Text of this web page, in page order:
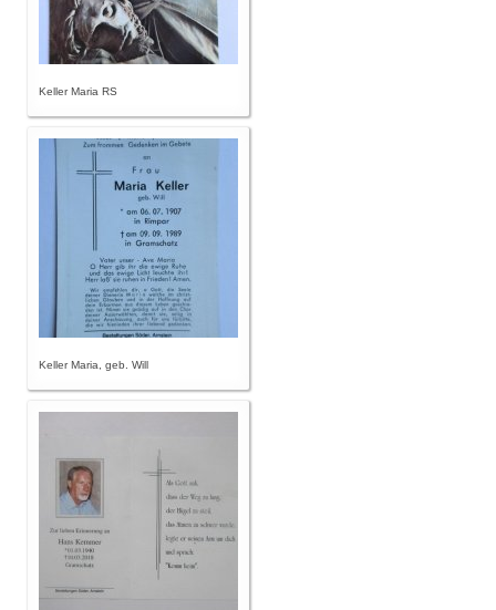
Keller Maria RS
Keller Maria, geb. Will